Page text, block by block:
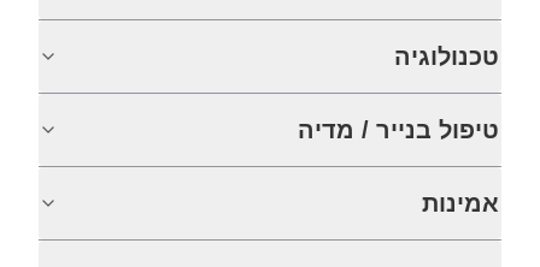
טכנולוגיה
טיפול בנייר / מדיה
אמינות